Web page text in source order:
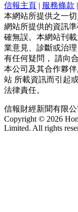
信報主頁 | 服務條款 |
本網站所提供之一
網站所提供的資訊
確無誤。本網站刊
業意見、診斷或治
有任何疑問， 請向
本公司及其合作夥
站 所載資訊而引起
法律責任。
信報財經新聞有限
Copyright © 2026
Limited. All rights